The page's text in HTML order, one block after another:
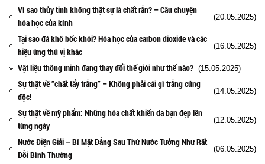
Vì sao thủy tinh không thật sự là chất rắn? – Câu chuyện
hóa học của kính
(20.05.2025)
Tại sao đá khô bốc khói? Hóa học của carbon dioxide và các
hiệu ứng thú vị khác
(16.05.2025)
Vật liệu thông minh đang thay đổi thế giới như thế nào? (15.05.2025)
Sự thật về “chất tẩy trắng” – Không phải cái gì trắng cũng
độc!
(14.05.2025)
Sự thật về mỹ phẩm: Những hóa chất khiến da bạn đẹp lên
từng ngày
(12.05.2025)
Nước Điện Giải – Bí Mật Đằng Sau Thứ Nước Tưởng Như Rất
Đỗi Bình Thường
(06.05.2025)